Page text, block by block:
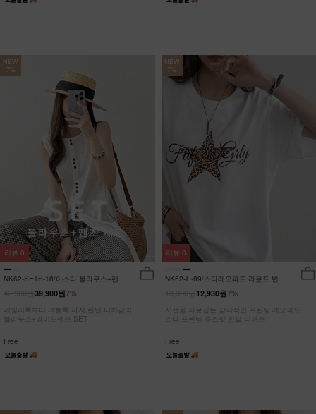
NEW
7%
NK62-SETS-18/아스타 블라우스+팬츠
7%
39,900원
데일리룩부터 여행룩 까지,린넨 터치감의
블라우스+와이드팬츠 SET
Free
리뷰 0
NEW
7%
NK62-TI-89/스타레오파드 라운드 반팔
7%
12,930원
시선을 사로잡는 감각적인 프린팅 레오파드
스타 프린팅 루즈핏 반팔 티셔츠
Free
리뷰 0